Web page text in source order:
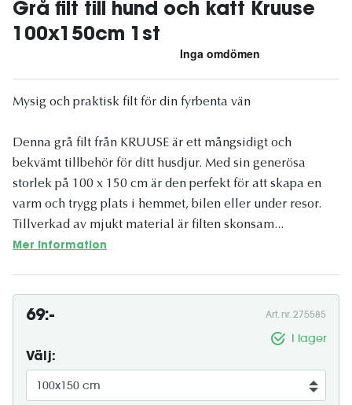
Grå filt till hund och katt Kruuse
100x150cm 1st
Mysig och praktisk filt för din fyrbenta vän
Denna grå filt från KRUUSE är ett mångsidigt och
bekvämt tillbehör för ditt husdjur. Med sin generösa
storlek på 100 x 150 cm är den perfekt för att skapa en
varm och trygg plats i hemmet, bilen eller under resor.
Tillverkad av mjukt material är filten skonsam...
Mer information
69:- Art. nr. 275585
I lager
Välj: